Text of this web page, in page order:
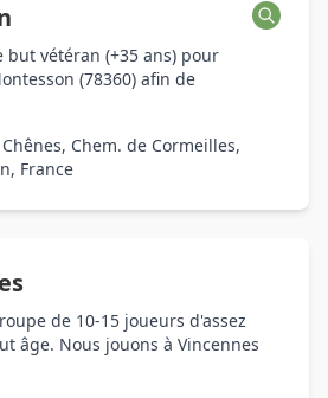
but vétéran (+35 ans) pour
(78360) afin de
Chem. de Cormeilles,
France
de 10-15 joueurs d'assez
âge. Nous jouons à Vincennes